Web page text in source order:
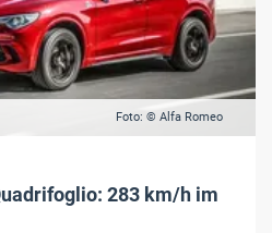
Foto: © Alfa Romeo
283 km/h im